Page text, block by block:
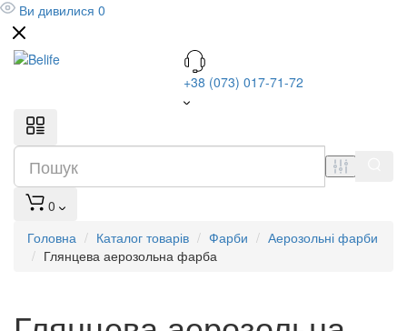
Ви дивилися 0
+38 (073) 017-71-72
0
Головна
Каталог товарів Фарби
Аерозольні фарби
Глянцева аерозольна фарба